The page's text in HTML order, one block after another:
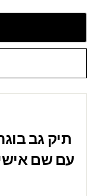
תיק גב
עם שם